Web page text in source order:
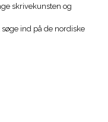
skrivekunsten og
ind på de nordiske